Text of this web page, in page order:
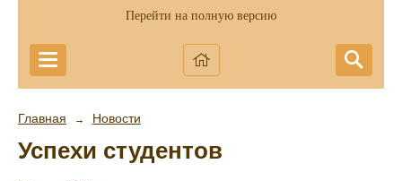
Перейти на полную версию
Главная → Новости
Успехи студентов